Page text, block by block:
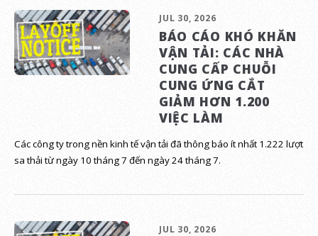
JUL 30, 2026
BÁO CÁO KHÓ KHĂN
VẬN TẢI: CÁC NHÀ
CUNG CẤP CHUỖI
CUNG ỨNG CẮT
GIẢM HƠN 1.200
VIỆC LÀM
Các công ty trong nền kinh tế vận tải đã thông báo ít nhất 1.222 lượt
sa thải từ ngày 10 tháng 7 đến ngày 24 tháng 7.
JUL 30, 2026